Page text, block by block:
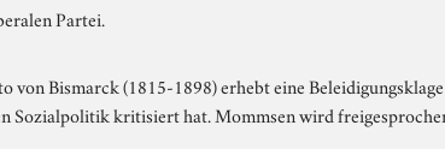
Partei.
von Bismarck (1815-1898) erhebt eine
Sozialpolitik kritisiert hat. Mommsen wird